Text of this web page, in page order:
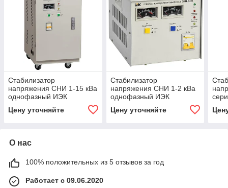
Стабилизатор
напряжения CHИ 1-15 кВа
однофазный ИЭК
Цену уточняйте
Стабилизатор
напряжения CHИ 1-2 кВа
однофазный ИЭК
Цену уточняйте
О нас
100% положительных из 5 отзывов за год
Работает с 09.06.2020